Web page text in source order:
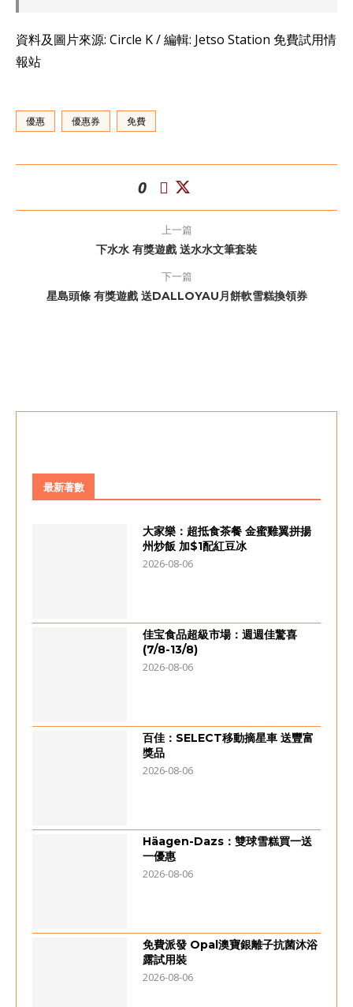
資料及圖片來源: Circle K / 編輯: Jetso Station 免費試用情
報站
優惠 優惠券 免費
0
上一篇
下水水 有獎遊戲 送水水文筆套裝
下一篇
星島頭條 有獎遊戲 送DALLOYAU月餅軟雪糕換領券
最新著數
大家樂：超抵食茶餐 金蜜雞翼拼揚
州炒飯 加$1配紅豆冰
2026-08-06
佳宝食品超級市場：週週佳驚喜
(7/8-13/8)
2026-08-06
百佳：SELECT移動摘星車 送豐富
獎品
2026-08-06
Häagen-Dazs：雙球雪糕買一送
一優惠
2026-08-06
免費派發 Opal澳寶銀離子抗菌沐浴
露試用裝
2026-08-06